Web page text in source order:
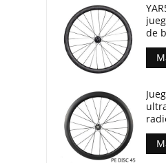
de
de
45